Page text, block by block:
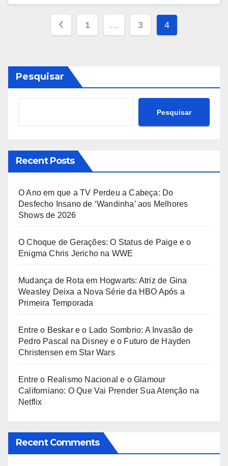
Paginação
conteúdos
1 … 3 4
Pesquisar
Pesquisar
Recent Posts
O Ano em que a TV Perdeu a Cabeça: Do
Desfecho Insano de ‘Wandinha’ aos Melhores
Shows de 2026
O Choque de Gerações: O Status de Paige e o
Enigma Chris Jericho na WWE
Mudança de Rota em Hogwarts: Atriz de Gina
Weasley Deixa a Nova Série da HBO Após a
Primeira Temporada
Entre o Beskar e o Lado Sombrio: A Invasão de
Pedro Pascal na Disney e o Futuro de Hayden
Christensen em Star Wars
Entre o Realismo Nacional e o Glamour
Californiano: O Que Vai Prender Sua Atenção na
Netflix
Recent Comments